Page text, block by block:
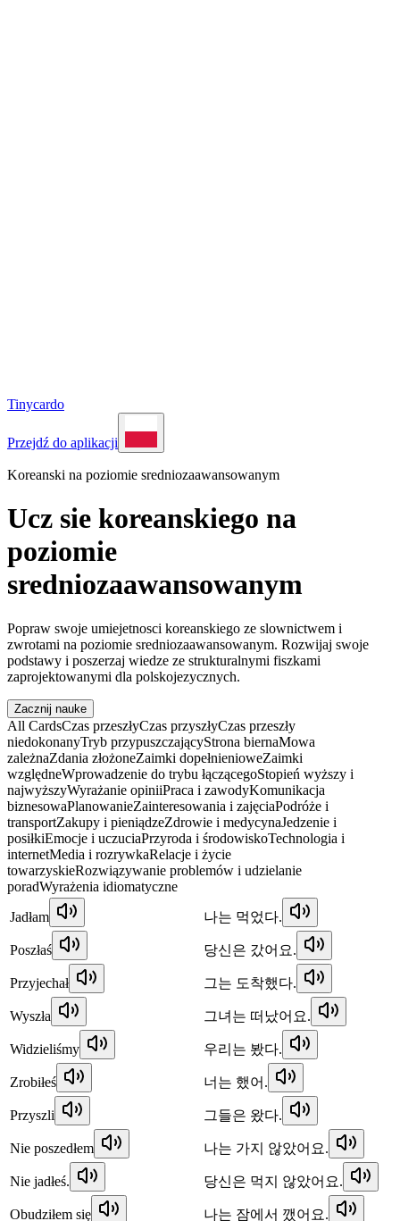
Tinycardo
Przejdź do aplikacji
Koreanski na poziomie sredniozaawansowanym
Ucz sie koreanskiego na
poziomie
sredniozaawansowanym
Popraw swoje umiejetnosci koreanskiego ze slownictwem i
zwrotami na poziomie sredniozaawansowanym. Rozwijaj swoje
podstawy i poszerzaj wiedze ze strukturalnymi fiszkami
zaprojektowanymi dla polskojezycznych.
Zacznij nauke
All CardsCzas przeszłyCzas przyszłyCzas przeszły
niedokonanyTryb przypuszczającyStrona biernaMowa
zależnaZdania złożoneZaimki dopełnienioweZaimki
względneWprowadzenie do trybu łączącegoStopień wyższy i
najwyższyWyrażanie opiniiPraca i zawodyKomunikacja
biznesowaPlanowanieZainteresowania i zajęciaPodróże i
transportZakupy i pieniądzeZdrowie i medycynaJedzenie i
posiłkiEmocje i uczuciaPrzyroda i środowiskoTechnologia i
internetMedia i rozrywkaRelacje i życie
towarzyskieRozwiązywanie problemów i udzielanie
poradWyrażenia idiomatyczne
Jadłam
나는 먹었다.
Poszłaś 당신은 갔어요.
Przyjechał 그는 도착했다.
Wyszła 그녀는 떠났어요.
Widzieliśmy 우리는 봤다.
Zrobiłeś 너는 했어.
Przyszli 그들은 왔다.
Nie poszedłem 나는 가지 않았어요.
Nie jadłeś. 당신은 먹지 않았어요.
Obudziłem się 나는 잠에서 깼어요.